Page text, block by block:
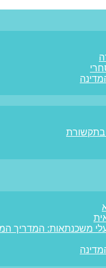
בתקשורת
משכנתאות: המדריך